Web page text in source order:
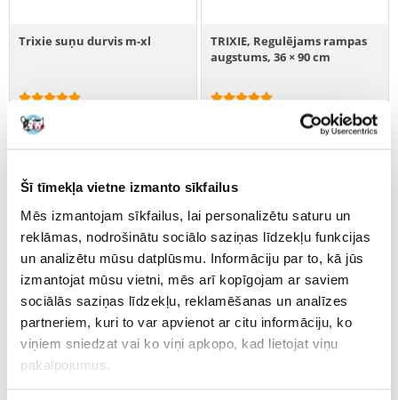
Šī tīmekļa vietne izmanto sīkfailus
Mēs izmantojam sīkfailus, lai personalizētu saturu un
reklāmas, nodrošinātu sociālo saziņas līdzekļu funkcijas
un analizētu mūsu datplūsmu. Informāciju par to, kā jūs
izmantojat mūsu vietni, mēs arī kopīgojam ar saviem
sociālās saziņas līdzekļu, reklamēšanas un analīzes
partneriem, kuri to var apvienot ar citu informāciju, ko
viņiem sniedzat vai ko viņi apkopo, kad lietojat viņu
pakalpojumus.
Trixie suņu durvis m-xl
€60.59
TRIXIE, Regulējams rampas
augstums, 36 × 90 cm